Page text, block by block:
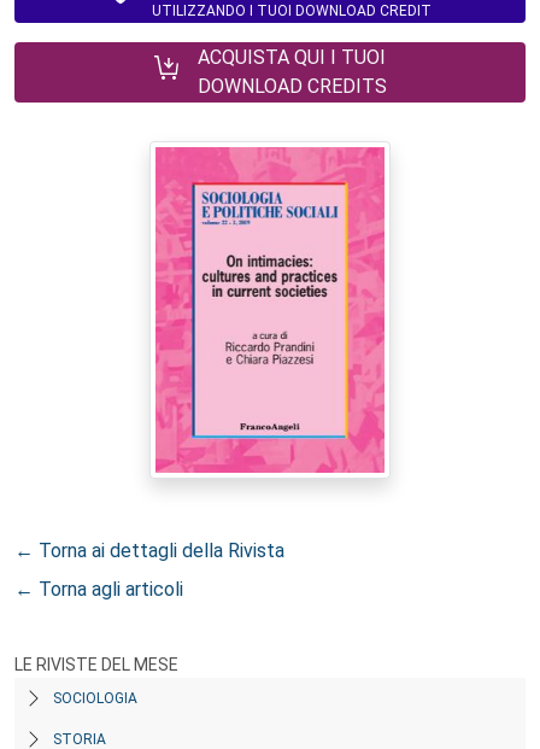
UTILIZZANDO I TUOI DOWNLOAD CREDIT
ACQUISTA QUI I TUOI
DOWNLOAD CREDITS
← Torna ai dettagli della Rivista
← Torna agli articoli
LE RIVISTE DEL MESE
SOCIOLOGIA
STORIA